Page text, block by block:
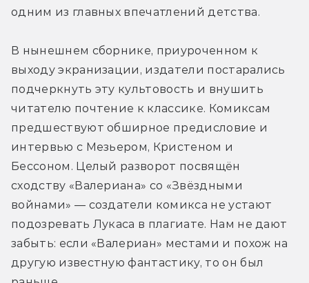
одним из главных впечатлений детства.
В нынешнем сборнике, приуроченном к
выходу экранизации, издатели постарались
подчеркнуть эту культовость и внушить
читателю почтение к классике. Комиксам
предшествуют обширное предисловие и
интервью с Мезьером, Кристеном и
Бессоном. Целый разворот посвящён
сходству «Валериана» со «Звёздными
войнами» — создатели комикса не устают
подозревать Лукаса в плагиате. Нам не дают
забыть: если «Валериан» местами и похож на
другую известную фантастику, то он был